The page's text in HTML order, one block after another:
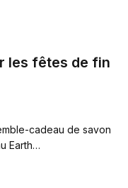
les fêtes de fin
cadeau de savon
Earth…